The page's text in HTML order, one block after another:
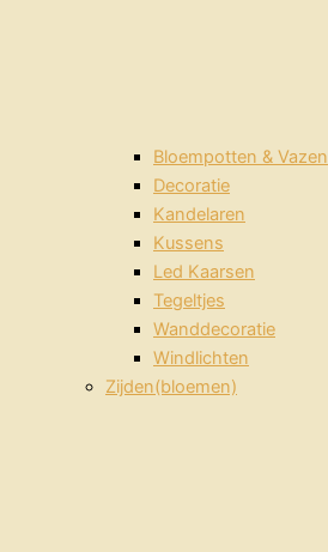
Bloempotten & Vazen
Decoratie
Kandelaren
Kussens
Led Kaarsen
Tegeltjes
Wanddecoratie
Windlichten
Zijden(bloemen)